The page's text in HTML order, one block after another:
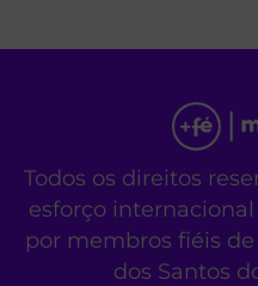
Todos os direitos
esforço
por membros fiéis
dos Santos